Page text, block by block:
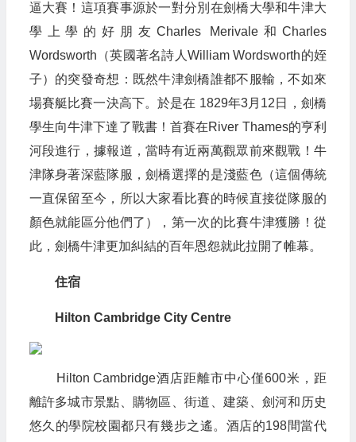
逼大賽！這項賽事源於一對分別在劍橋大學和牛津大
學上學的好朋友Charles Merivale和Charles
Wordsworth（英國著名詩人William Wordsworth的姪
子）的突發奇想：既然牛津劍橋誰都不服輸，不如來
場賽艇比賽一決高下。於是在 1829年3月12日，劍橋
學生向牛津下達了戰書！首賽在River Thames的亨利
河段進行，據報道，當時有近兩萬觀眾前來觀戰！牛
津隊身著深藍隊服，劍橋選擇的是淺藍色（這個傳統
一直保留至今，所以大家看比賽的時候直接從隊服的
顏色就能區分他們了），第一次的比賽牛津獲勝！從
此，劍橋牛津更加糾結的百年恩怨就此拉開了帷幕。
住宿
Hilton Cambridge City Centre
Hilton Cambridge酒店距離市中心僅600米，距
離許多城市景點、購物區、街道、建築、劍河和历史
悠久的學院校園都只有幾步之遙。酒店的198間當代